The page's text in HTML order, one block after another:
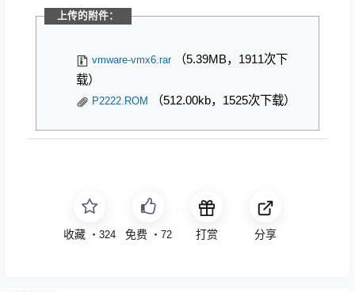
上传的附件：
vmware-vmx6.rar
（5.39MB，1911次下
载）
P2222.ROM （512.00kb，1525次下载）
收藏 ・ 324 免费 ・ 72 打赏 分享